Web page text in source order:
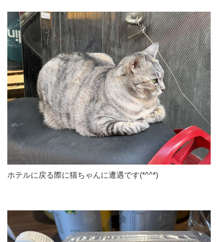
ホテルに戻る際に猫ちゃんに遭遇です(*^^*)